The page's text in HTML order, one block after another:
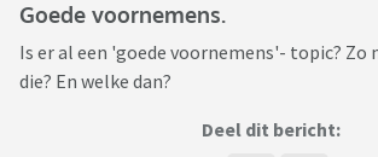
Goede voornemens.
Is er al een 'goede voornemens'- topic? Zo
die? En welke dan?
Deel dit bericht: